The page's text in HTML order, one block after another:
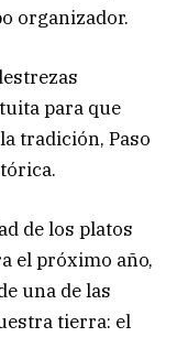
organizador.
para que
tradición, Paso
de los platos
el próximo año,
una de las
tierra: el